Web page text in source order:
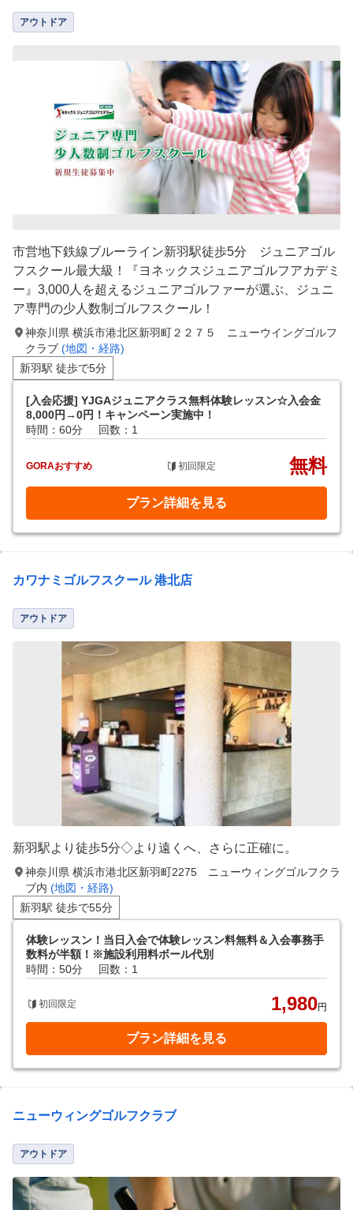
アウトドア
市営地下鉄線ブルーライン新羽駅徒歩5分 ジュニアゴル
フスクール最大級！『ヨネックスジュニアゴルフアカデミ
ー』3,000人を超えるジュニアゴルファーが選ぶ、ジュニ
ア専門の少人数制ゴルフスクール！
神奈川県 横浜市港北区新羽町２２７５ ニューウイングゴルフ
クラブ (地図・経路)
新羽駅 徒歩で5分
[入会応援] YJGAジュニアクラス無料体験レッスン☆入会金
8,000円→0円！キャンペーン実施中！
時間：60分
回数：1
GORAおすすめ 初回限定 無料
プラン詳細を見る
カワナミゴルフスクール 港北店
アウトドア
新⽻駅より徒歩5分◇より遠くへ、さらに正確に。
神奈川県 横浜市港北区新羽町2275 ニューウィングゴルフクラ
ブ内 (地図・経路)
新羽駅 徒歩で55分
体験レッスン！当日入会で体験レッスン料無料＆入会事務手
数料が半額！※施設利用料ボール代別
時間：50分
回数：1
初回限定 1,980円
プラン詳細を見る
ニューウィングゴルフクラブ
アウトドア